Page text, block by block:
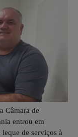
Câmara de
entrou em
de serviços à